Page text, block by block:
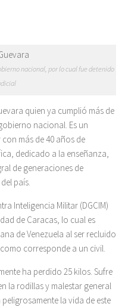
nacional, por lo cual fue detenido
quien ya cumplió más de
nacional. Es un
más de 40 años de
dedicado a la enseñanza,
de generaciones de
país.
Inteligencia Militar (DGCIM)
de Caracas, lo cual es
de Venezuela al ser recluido
corresponde a un civil.
ha perdido 25 kilos. Sufre
la rodillas y malestar general
la vida de este